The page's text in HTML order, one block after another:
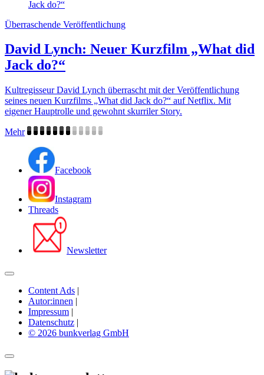
Überraschende Veröffentlichung
David Lynch: Neuer Kurzfilm „What did
Jack do?“
Kultregisseur David Lynch überrascht mit der Veröffentlichung
seines neuen Kurzfilms „What did Jack do?“ auf Netflix. Mit
eigener Hauptrolle und gewohnt skurriler Story.
Mehr
Facebook
Instagram
Threads
Newsletter
Content Ads |
Autor:innen |
Impressum |
Datenschutz |
© 2026 bunkverlag GmbH